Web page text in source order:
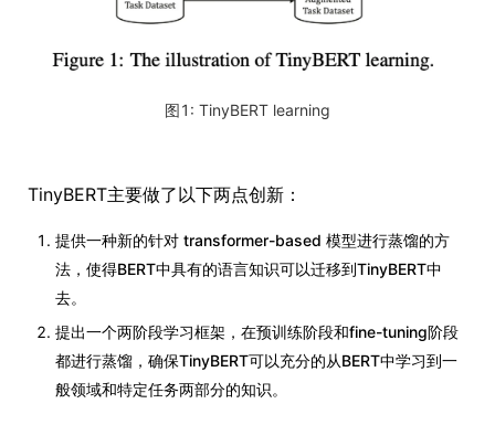
图1: TinyBERT learning
TinyBERT主要做了以下两点创新：
提供一种新的针对 transformer-based 模型进行蒸馏的方
法，使得BERT中具有的语言知识可以迁移到TinyBERT中
去。
提出一个两阶段学习框架，在预训练阶段和fine-tuning阶段
都进行蒸馏，确保TinyBERT可以充分的从BERT中学习到一
般领域和特定任务两部分的知识。